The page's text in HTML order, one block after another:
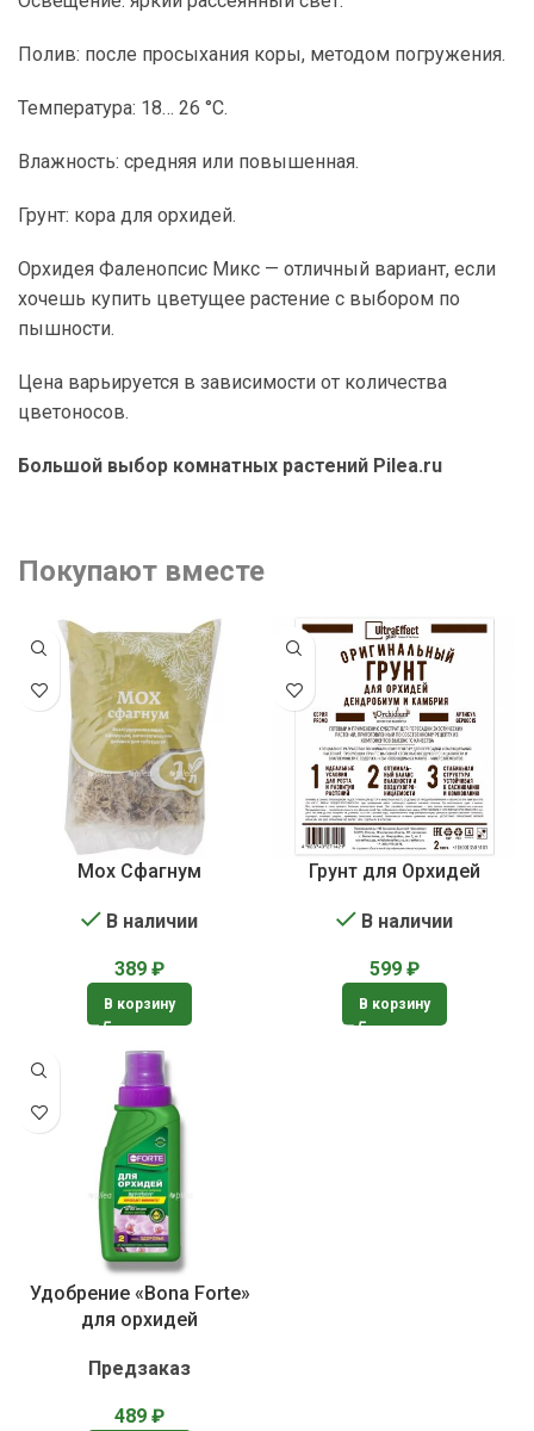
Полив: после просыхания коры, методом погружения.
Температура: 18… 26 °C.
Влажность: средняя или повышенная.
Грунт: кора для орхидей.
Орхидея Фаленопсис Микс — отличный вариант, если
хочешь купить цветущее растение с выбором по
пышности.
Цена варьируется в зависимости от количества
цветоносов.
Большой выбор комнатных растений Pilea.ru
Покупают вместе
Мох Сфагнум
В наличии
389 ₽
В корзину
Грунт для Орхидей
В наличии
599 ₽
В корзину
Удобрение «Bona Forte»
для орхидей
Предзаказ
489 ₽